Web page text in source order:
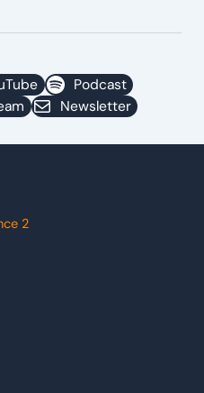
Podcast
Newsletter
2